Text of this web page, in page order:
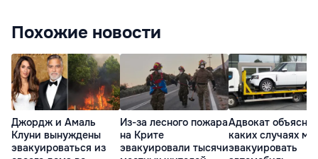
Похожие новости
Джордж и Амаль
Клуни вынуждены
эвакуироваться из
Из-за лесного пожара
на Крите
эвакуировали тысячи
Адвокат
каких случаях
эвакуировать